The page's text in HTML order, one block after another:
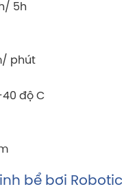
5h
phút
độ C
bể bơi